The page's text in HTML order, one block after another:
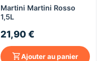
Martini Martini Rosso
1,5L
21,90 €
Ajouter au panier